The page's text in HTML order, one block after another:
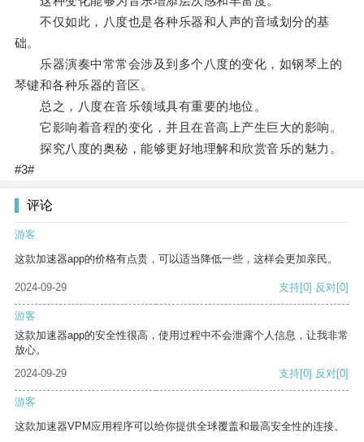
不仅如此，八度也是各种乐器和人声的音域划分的基
础。
乐器演奏中常常会涉及到多个八度的变化，如钢琴上的
琴键和各种乐器的音区。
总之，八度在音乐领域具有重要的地位。
它影响着音程的变化，并且在音高上产生巨大的影响。
探究八度的奥秘，能够更好地理解和欣赏音乐的魅力。
#3#
评论
游客
这款加速器app的价格有点贵，可以适当降低一些，这样会更加亲民。
2024-09-29 支持[0] 反对[0]
游客
这款加速器app的安全性很高，使用过程中不会泄露个人信息，让我非常
放心。
2024-09-29
支持[0] 反对[0]
游客
这款加速器VPM应用程序可以给你提供全球覆盖和最高安全性的连接。